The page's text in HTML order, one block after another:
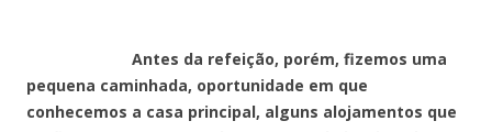
Antes da refeição, porém, fizemos uma
pequena caminhada, oportunidade em que
conhecemos a casa principal, alguns alojamentos que